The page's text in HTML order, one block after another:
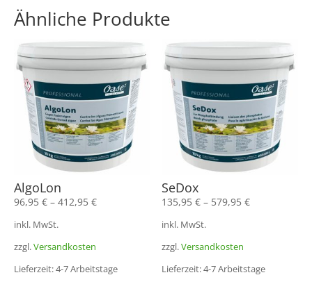
Ähnliche Produkte
AlgoLon
96,95 € – 412,95 €
inkl. MwSt.
zzgl.Versandkosten
Lieferzeit: 4-7 Arbeitstage
SeDox
135,95€ – 579,95€
inkl. MwSt.
zzgl.Versandkosten
Lieferzeit: 4-7 Arbeitstage